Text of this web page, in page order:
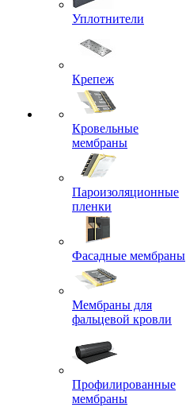
Уплотнители
Крепеж
Кровельные
мембраны
Пароизоляционные
пленки
Фасадные мембраны
Мембраны для
фальцевой кровли
Профилированные
мембраны